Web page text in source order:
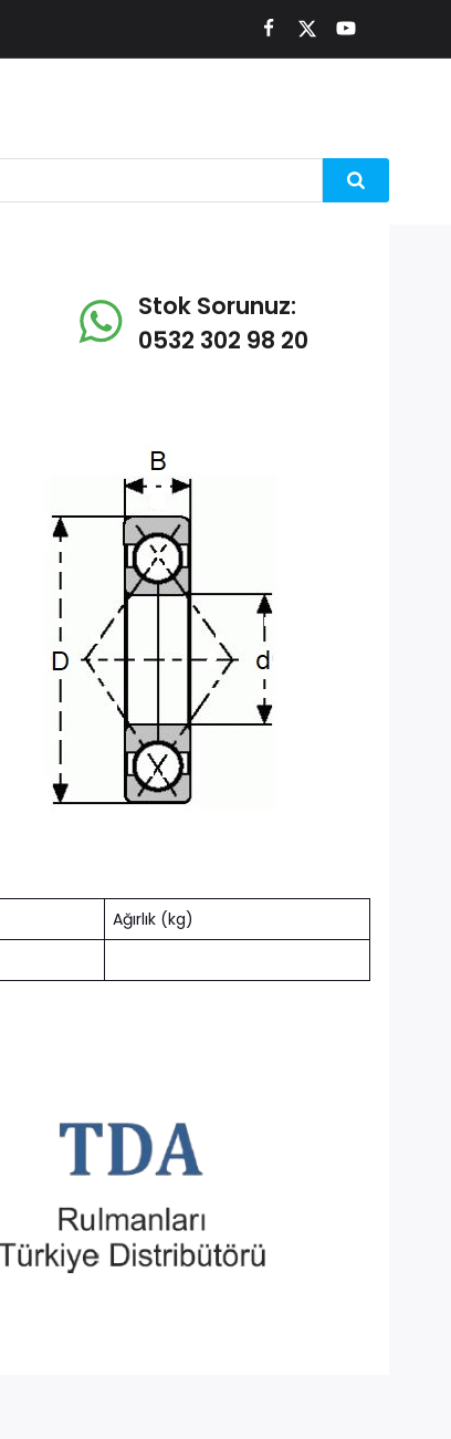
Stok Sorunuz:
0532 302 98 20
Ağırlık (kg)